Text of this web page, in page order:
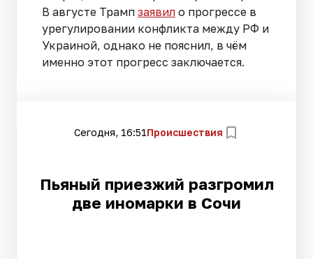
В августе Трамп заявил о прогрессе в
урегулировании конфликта между РФ и
Украиной, однако не пояснил, в чём
именно этот прогресс заключается.
Сегодня, 16:51Происшествия
Пьяный приезжий разгромил
две иномарки в Сочи